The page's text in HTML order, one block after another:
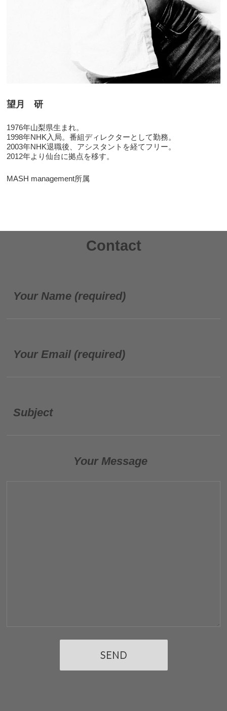
望月 研
1976年山梨県生まれ。
1998年NHK入局。番組ディレクターとして勤務。
2003年NHK退職後、アシスタントを経てフリー。
2012年より仙台に拠点を移す。
MASH management所属
Contact
Your Name (required)
Your Email (required)
Subject
Your Message